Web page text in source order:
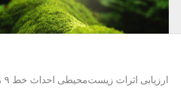
ارزیابی اثرات زیست‌محیطی احداث خط ۹ متروی تهران